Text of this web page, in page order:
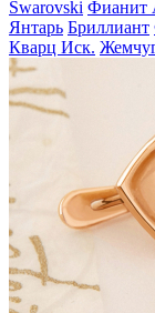
Swarovski Фианит
Янтарь Бриллиант
Кварц Иск.